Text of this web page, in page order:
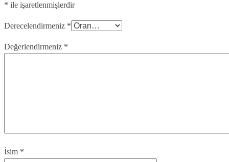
* ile işaretlenmişlerdir
Derecelendirmeniz *
Değerlendirmeniz *
İsim *